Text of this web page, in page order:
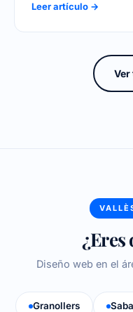
Leer artículo →
Diseño web en el
Granollers